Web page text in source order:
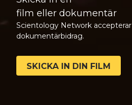
film eller dokumentär
Scientology Network
dokumentärbidrag.
SKICKA IN DIN FILM